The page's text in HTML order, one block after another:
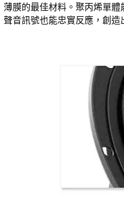
薄膜的最佳材料。聚丙烯單
聲音訊號也能忠實反應，創造